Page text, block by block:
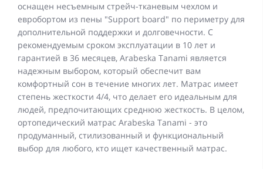
оснащен несъемным стрейч-тканевым чехлом и
евробортом из пены "Support board" по периметру для
дополнительной поддержки и долговечности. С
рекомендуемым сроком эксплуатации в 10 лет и
гарантией в 36 месяцев, Arabeska Tanami является
надежным выбором, который обеспечит вам
комфортный сон в течение многих лет. Матрас имеет
степень жесткости 4/4, что делает его идеальным для
людей, предпочитающих среднюю жесткость. В целом,
ортопедический матрас Arabeska Tanami - это
продуманный, стилизованный и функциональный
выбор для любого, кто ищет качественный матрас.